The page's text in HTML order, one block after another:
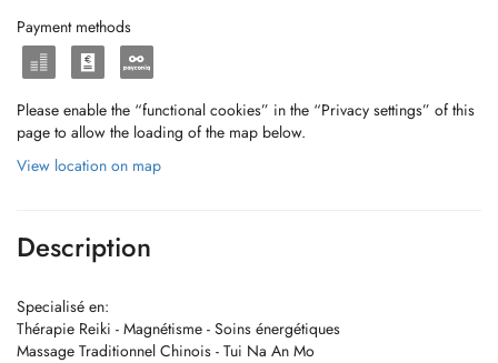
Payment methods
Please enable the “functional cookies” in the “Privacy settings” of this
page to allow the loading of the map below.
View location on map
Description
Specialisé en:
Thérapie Reiki - Magnétisme - Soins énergétiques
Massage Traditionnel Chinois - Tui Na An Mo